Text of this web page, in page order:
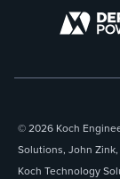
© 2026 Koch
Solutions, John
Koch Technology